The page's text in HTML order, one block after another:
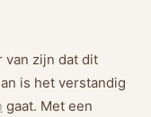
van zijn dat dit
is het verstandig
gaat. Met een